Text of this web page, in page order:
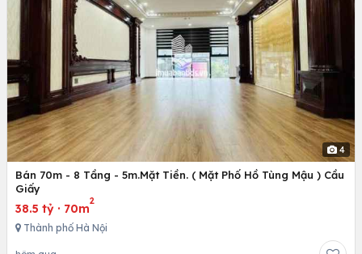
4
Bán 70m - 8 Tầng - 5m.Mặt Tiền. ( Mặt Phố Hồ Tùng Mậu ) Cầu
Giấy
38.5 tỷ · 70m
2
Thành phố Hà Nội